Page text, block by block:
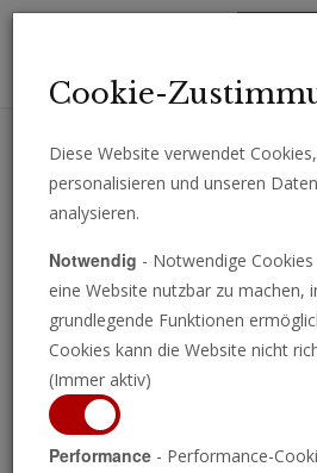
Erhalten Sie wichtige Analysen,
Programm
Cookie-
Diese Website verwendet
personalisieren und unseren
analysieren.
Notwendig - Notwendige
eine Website nutzbar zu machen,
grundlegende Funktionen
Cookies kann die Website nicht
(Immer aktiv)
Performance - Performance-